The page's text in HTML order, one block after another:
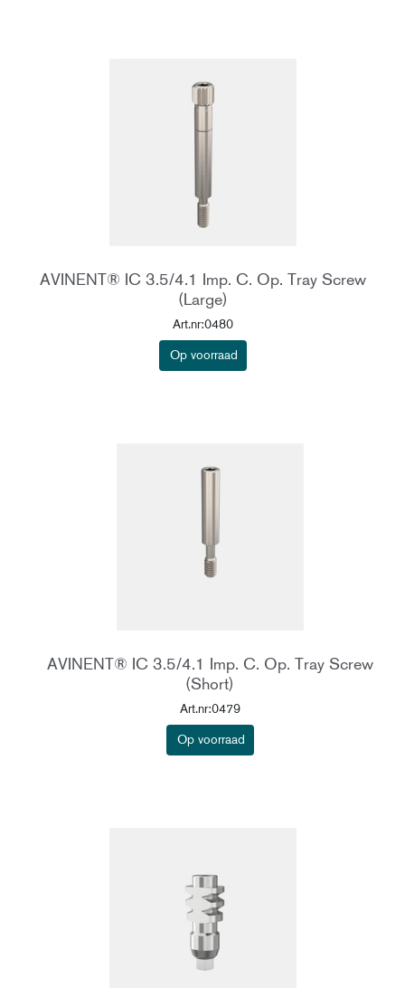
AVINENT® IC 3.5/4.1 Imp. C. Op. Tray Screw
(Large)
Art.nr:0480
Op voorraad
AVINENT® IC 3.5/4.1 Imp. C. Op. Tray Screw
(Short)
Art.nr:0479
Op voorraad